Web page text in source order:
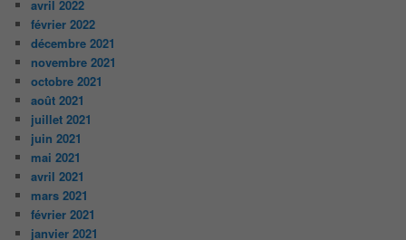
avril 2022
février 2022
décembre 2021
novembre 2021
octobre 2021
août 2021
juillet 2021
juin 2021
mai 2021
avril 2021
mars 2021
février 2021
janvier 2021